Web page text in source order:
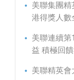
美聯集團
港得獎人數
美聯連續
益 積極回
美聯精英